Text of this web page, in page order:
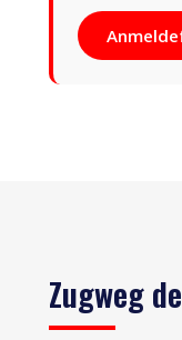
Zugweg